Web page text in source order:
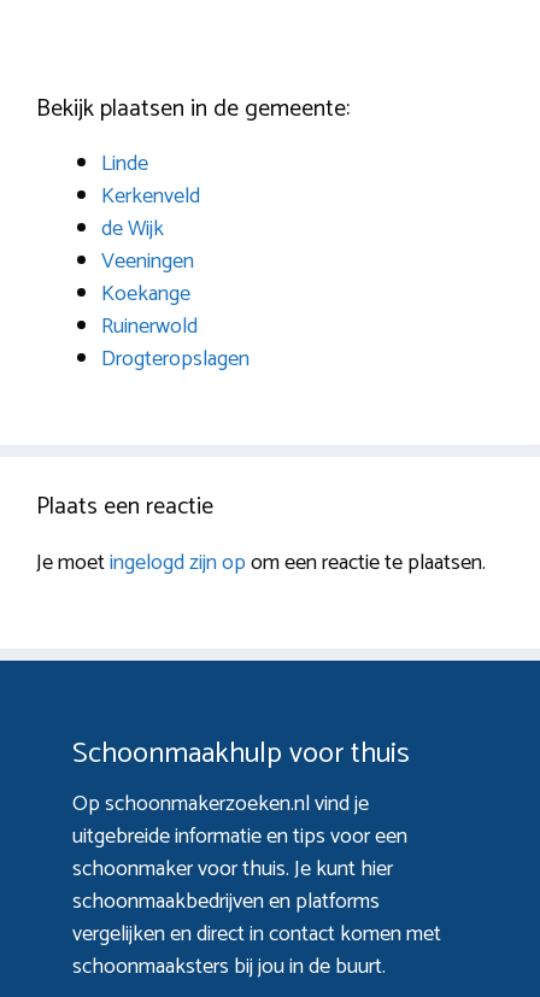
Bekijk plaatsen in de gemeente:
Linde
Kerkenveld
de Wijk
Veeningen
Koekange
Ruinerwold
Drogteropslagen
Plaats een reactie
Je moetingelogd zijn opom een reactie te plaatsen.
Schoonmaakhulp voor thuis
Op schoonmakerzoeken.nl vind je
uitgebreide informatie en tips voor een
schoonmaker voor thuis. Je kunt hier
schoonmaakbedrijven en platforms
vergelijken en direct in contact komen met
schoonmaaksters bij jou in de buurt.